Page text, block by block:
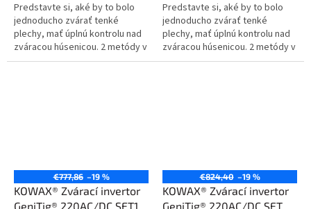
Predstavte si, aké by to bolo
jednoducho zvárať tenké
plechy, mať úplnú kontrolu nad
zváracou húsenicou. 2 metódy v
jednom zariadení (TIG/MMA).
Predstavte si, aké by to bolo
jednoducho zvárať tenké
plechy, mať úplnú kontrolu nad
zváracou húsenicou. 2 metódy v
jednom zariadení (TIG/MMA).
€777,86 –19 %
KOWAX® Zvárací invertor
GeniTig® 220AC/DC SET1
€824,40 –19 %
KOWAX® Zvárací invertor
GeniTig® 220AC/DC SET2